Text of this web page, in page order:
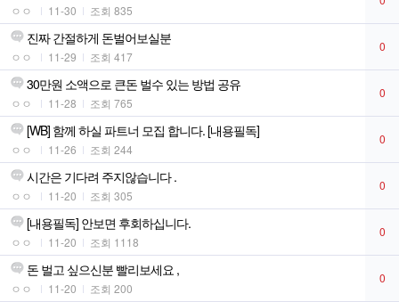
ㅇㅇ 11-30 조회 835
진짜 간절하게 돈벌어보실분
ㅇㅇ 11-29 조회 417
0
30만원 소액으로 큰돈 벌수 있는 방법 공유
ㅇㅇ 11-28 조회 765
0
[WB] 함께 하실 파트너 모집 합니다. [내용필독]
ㅇㅇ 11-26 조회 244
0
시간은 기다려 주지않습니다 .
ㅇㅇ 11-20 조회 305
0
[내용필독] 안보면 후회하십니다.
ㅇㅇ 11-20 조회 1118
0
돈 벌고 싶으신분 빨리보세요 ,
ㅇㅇ 11-20 조회 200
0